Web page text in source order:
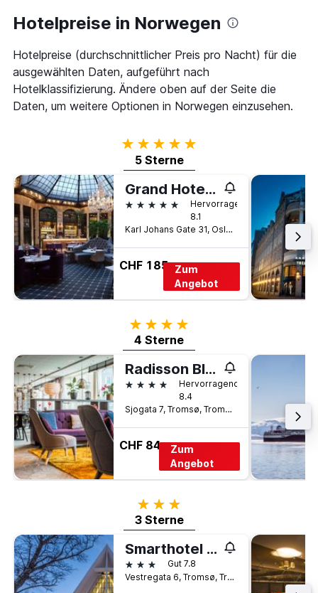
Hotelpreise in Norwegen
Hotelpreise (durchschnittlicher Preis pro Nacht) für die
ausgewählten Daten, aufgeführt nach
Hotelklassifizierung. Ändere oben auf der Seite die
Daten, um weitere Optionen in Norwegen einzusehen.
5 Sterne
5 Sterne
Grand Hotel Oslo by Scandic
5 Sterne
Hervorragend
8.1
Karl Johans Gate 31, Oslo, Oslo, Norwegen
CHF 185 Zum
Angebot
4 Sterne
4 Sterne
Radisson Blu Hotel, Tromso
4 Sterne
Hervorragend
8.4
Sjogata 7, Tromsø, Troms, Norwegen
CHF 84
Zum
Angebot
3 Sterne
3 Sterne
Smarthotel Tromso
3 SterneGut 7.8
Vestregata 6, Tromsø, Troms, Norwegen